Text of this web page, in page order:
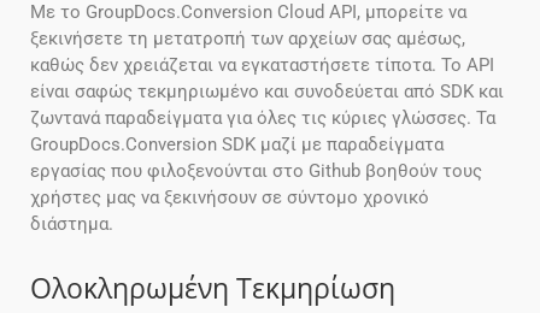
Με το GroupDocs.Conversion Cloud API, μπορείτε να
ξεκινήσετε τη μετατροπή των αρχείων σας αμέσως,
καθώς δεν χρειάζεται να εγκαταστήσετε τίποτα. Το API
είναι σαφώς τεκμηριωμένο και συνοδεύεται από SDK και
ζωντανά παραδείγματα για όλες τις κύριες γλώσσες. Τα
GroupDocs.Conversion SDK μαζί με παραδείγματα
εργασίας που φιλοξενούνται στο Github βοηθούν τους
χρήστες μας να ξεκινήσουν σε σύντομο χρονικό
διάστημα.
Ολοκληρωμένη Τεκμηρίωση